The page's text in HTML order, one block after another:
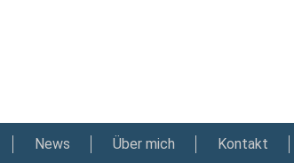
News Über mich Kontakt